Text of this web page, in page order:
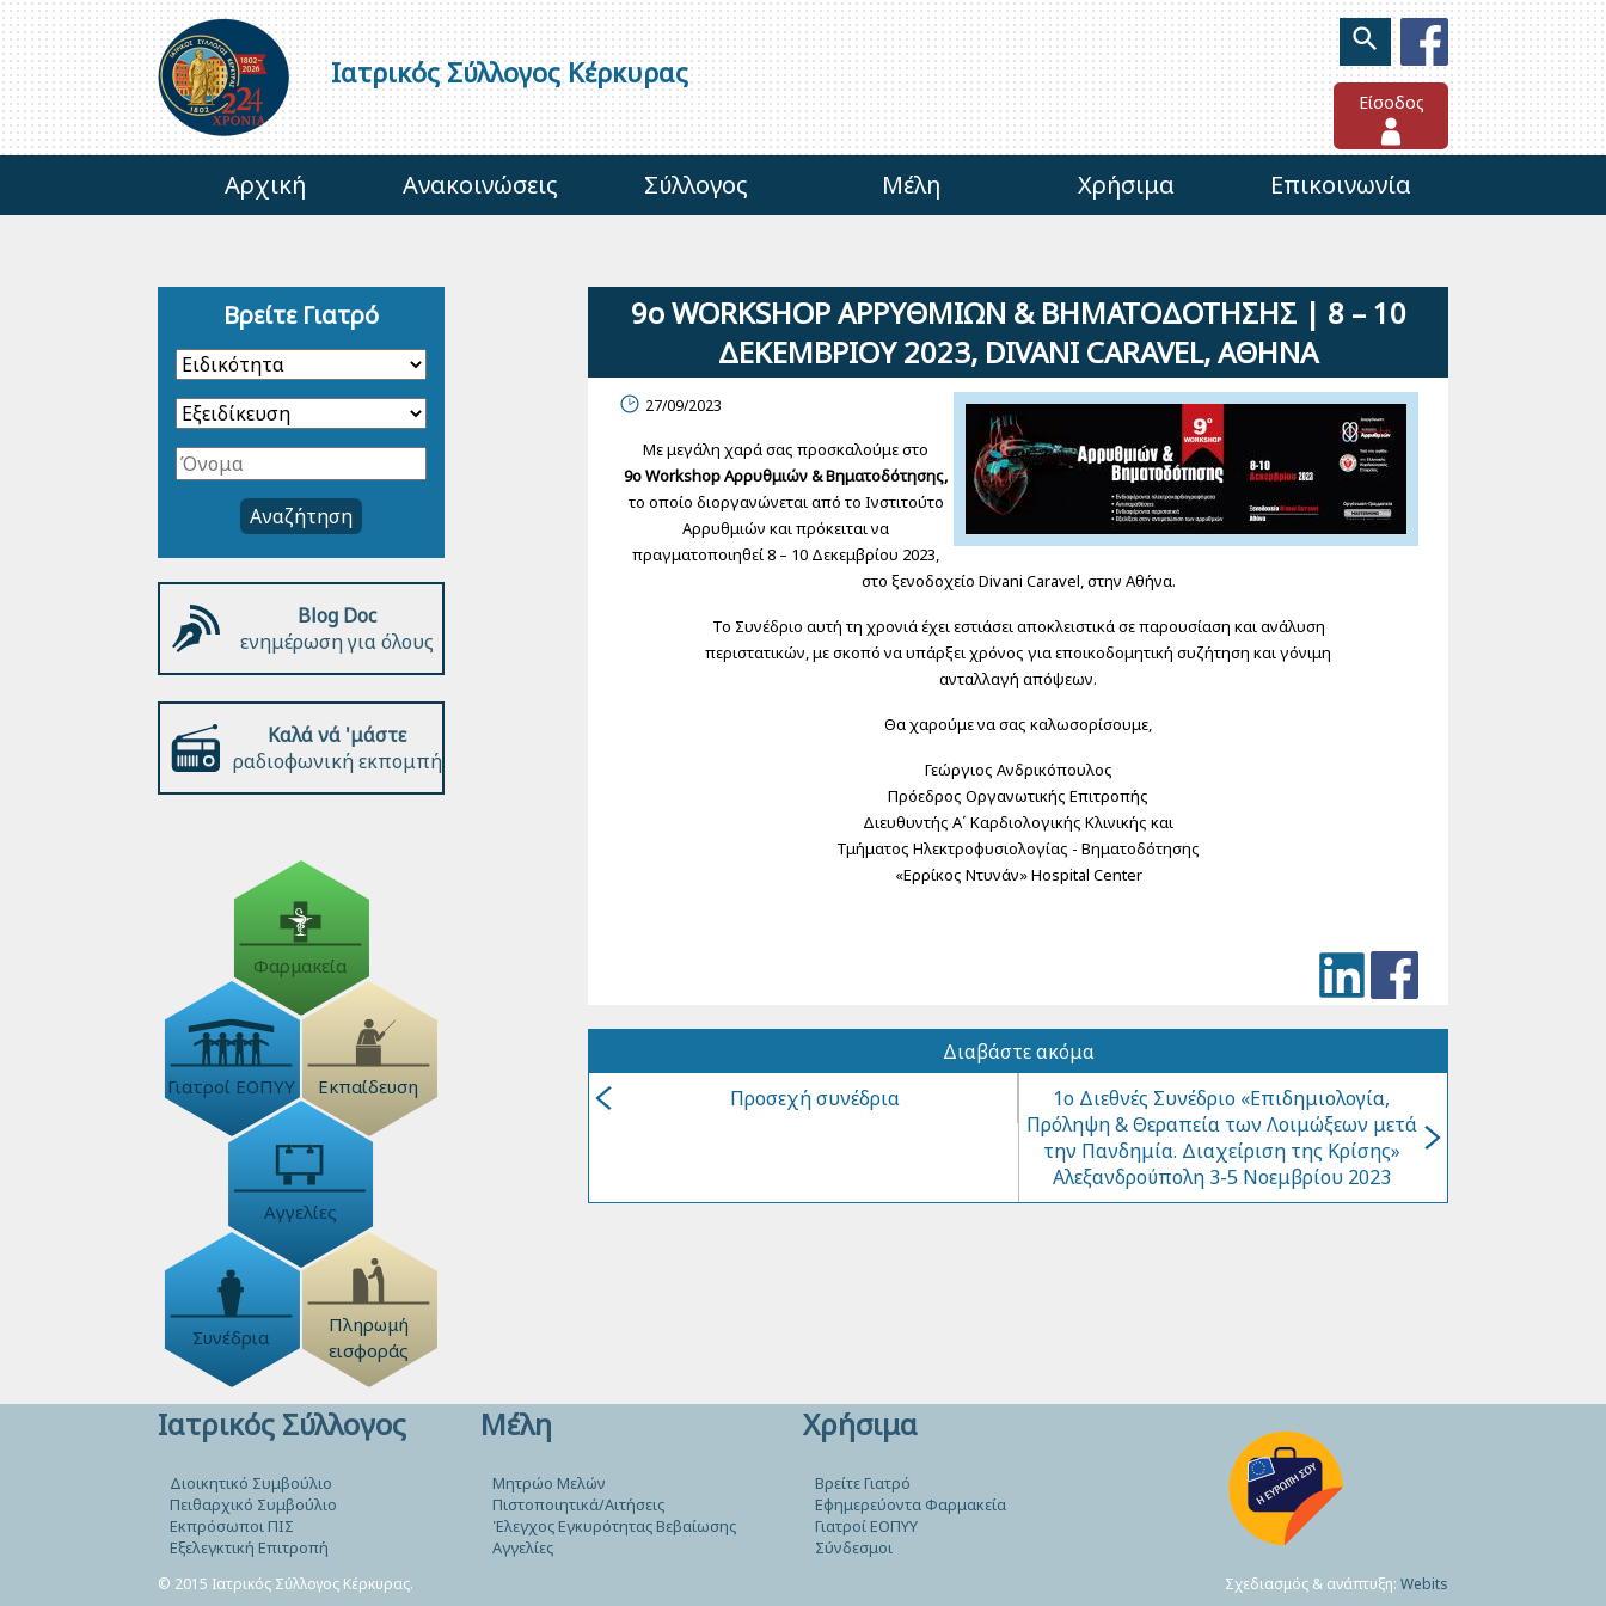
Ιατρικός Σύλλογος Κέρκυρας
Είσοδος
Αρχική Ανακοινώσεις Σύλλογος Μέλη Χρήσιμα Επικοινωνία
9ο WORKSHOP ΑΡΡΥΘΜΙΩΝ & ΒΗΜΑΤΟΔΟΤΗΣΗΣ | 8 – 10
ΔΕΚΕΜΒΡΙΟΥ 2023, DIVANI CARAVEL, ΑΘΗΝΑ
27/09/2023
Με μεγάλη χαρά σας προσκαλούμε στο
9ο Wοrkshop Αρρυθμιών & Βηματοδότησης,
το οποίο διοργανώνεται από το Ινστιτούτο
Αρρυθμιών και πρόκειται να
πραγματοποιηθεί 8 – 10 Δεκεμβρίου 2023,
στο ξενοδοχείο Divani Caravel, στην Αθήνα.
Το Συνέδριο αυτή τη χρονιά έχει εστιάσει αποκλειστικά σε παρουσίαση και ανάλυση
περιστατικών, με σκοπό να υπάρξει χρόνος για εποικοδομητική συζήτηση και γόνιμη
ανταλλαγή απόψεων.
Θα χαρούμε να σας καλωσορίσουμε,
Γεώργιος Ανδρικόπουλος
Πρόεδρος Οργανωτικής Επιτροπής
Διευθυντής Α΄ Καρδιολογικής Κλινικής και
Τμήματος Ηλεκτροφυσιολογίας - Βηματοδότησης
«Ερρίκος Ντυνάν» Hospital Center
Διαβάστε ακόμα
Προσεχή συνέδρια
1ο Διεθνές Συνέδριο «Επιδημιολογία,
Πρόληψη & Θεραπεία των Λοιμώξεων μετά
την Πανδημία. Διαχείριση της Κρίσης»
Αλεξανδρούπολη 3-5 Νοεμβρίου 2023
Βρείτε Γιατρό
Αναζήτηση
Blog Doc
ενημέρωση για όλους
Καλά νά 'μάστε
ραδιοφωνική εκπομπή
Φαρμακεία
Γιατροί ΕΟΠΥΥ Εκπαίδευση
Αγγελίες
Συνέδρια
Πληρωμή
εισφοράς
Ιατρικός Σύλλογος
Διοικητικό Συμβούλιο
Πειθαρχικό Συμβούλιο
Εκπρόσωποι ΠΙΣ
Εξελεγκτική Επιτροπή
Μέλη
Μητρώο Μελών
Πιστοποιητικά/Αιτήσεις
Έλεγχος Εγκυρότητας Βεβαίωσης
Αγγελίες
Χρήσιμα
Βρείτε Γιατρό
Εφημερεύοντα Φαρμακεία
Γιατροί ΕΟΠΥΥ
Σύνδεσμοι
© 2015 Ιατρικός Σύλλογος Κέρκυρας. Σχεδιασμός & ανάπτυξη: Webits